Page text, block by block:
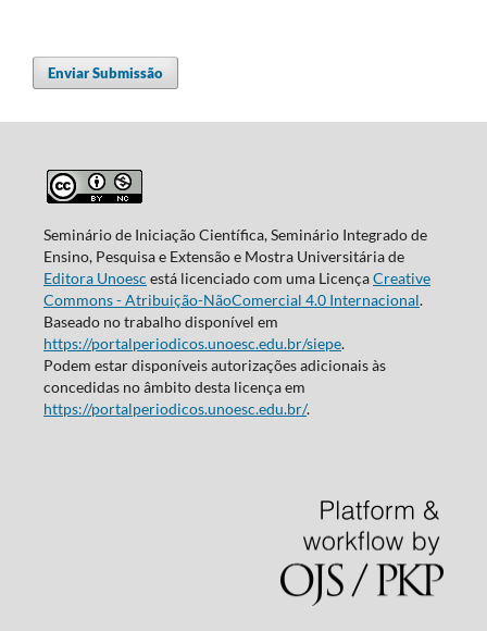
Enviar Submissão
Seminário de Iniciação Científica, Seminário Integrado de
Ensino, Pesquisa e Extensão e Mostra Universitária de
Editora Unoesc está licenciado com uma LicençaCreative
Commons - Atribuição-NãoComercial 4.0 Internacional.
Baseado no trabalho disponível em
https://portalperiodicos.unoesc.edu.br/siepe.
Podem estar disponíveis autorizações adicionais às
concedidas no âmbito desta licença em
https://portalperiodicos.unoesc.edu.br/.